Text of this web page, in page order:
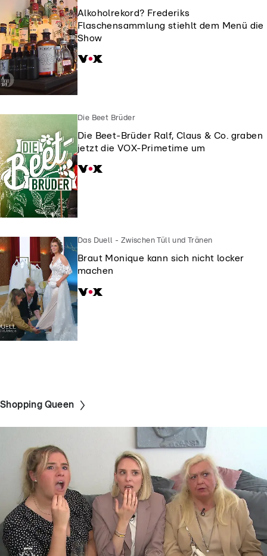
Alkoholrekord? Frederiks
Flaschensammlung stiehlt dem Menü die
Show
Die Beet Brüder
Die Beet-Brüder Ralf, Claus & Co. graben
jetzt die VOX-Primetime um
Das Duell - Zwischen Tüll und Tränen
Braut Monique kann sich nicht locker
machen
Shopping Queen